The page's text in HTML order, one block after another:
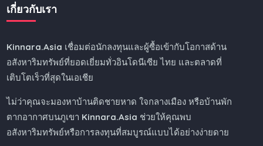
เกี่ยวกับเรา
Kinnara.Asia เชื่อมต่อนักลงทุนและผู้ซื้อเข้ากับโอกาสด้าน
อสังหาริมทรัพย์ที่ยอดเยี่ยมทั่วอินโดนีเซีย ไทย และตลาดที่
เติบโตเร็วที่สุดในเอเชีย
ไม่ว่าคุณจะมองหาบ้านติดชายหาด ใจกลางเมือง หรือบ้านพัก
ตากอากาศบนภูเขา Kinnara.Asia ช่วยให้คุณพบ
อสังหาริมทรัพย์หรือการลงทุนที่สมบูรณ์แบบได้อย่างง่ายดาย